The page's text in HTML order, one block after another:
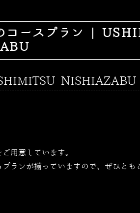
コースプラン |
NISHIAZABU
用意しています。
ランが揃っていますので、ぜひとも